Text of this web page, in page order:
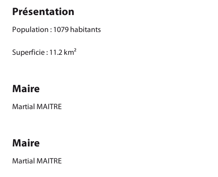
Présentation
Population : 1079 habitants
Superficie : 11.2 km²
Maire
Martial MAITRE
Maire
Martial MAITRE